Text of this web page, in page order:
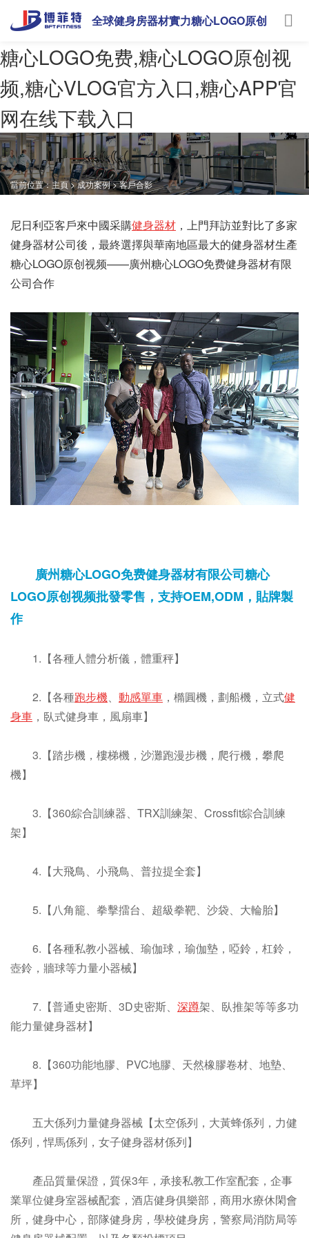
糖心LOGO免费,糖心LOGO原创视
频,糖心VLOG官方入口,糖心APP官
网在线下载入口
全球健身房器材實力糖心LOGO原创
當前位置：主頁>成功案例>客戶合影
尼日利亞客戶來中國采購健身器材 ，上門拜訪並對比了多家
健身器材公司後，最終選擇與華南地區最大的健身器材生產
糖心LOGO原创视频——廣州糖心LOGO免费健身器材有限
公司合作
廣州糖心LOGO免费健身器材有限公司糖心
LOGO原创视频批發零售，支持OEM,ODM，貼牌製
作
1.【各種人體分析儀，體重秤】
2.【各種跑步機、 動感單車 ，橢圓機，劃船機，立式健
身車 ，臥式健身車，風扇車】
3.【踏步機，樓梯機，沙灘跑漫步機，爬行機，攀爬
機】
3.【360綜合訓練器、TRX訓練架、Crossfit綜合訓練
架】
4.【大飛鳥、小飛鳥、普拉提全套】
5.【八角籠、拳擊擂台、超級拳靶、沙袋、大輪胎】
6.【各種私教小器械、瑜伽球，瑜伽墊，啞鈴，杠鈴，
壺鈴，牆球等力量小器械】
7.【普通史密斯、3D史密斯、 深蹲架、臥推架等等多功
能力量健身器材】
8.【360功能地膠、PVC地膠、天然橡膠卷材、地墊、
草坪】
五大係列力量健身器械【太空係列，大黃蜂係列，力健
係列，悍馬係列，女子健身器材係列】
產品質量保證，質保3年，承接私教工作室配套，企事
業單位健身室器械配套，酒店健身俱樂部，商用水療休閑會
所，健身中心，部隊健身房，學校健身房，警察局消防局等